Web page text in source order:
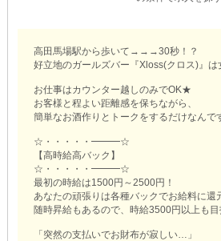
高田馬場駅から歩いて→→→30秒！？
好立地のガールズバー『Xloss(クロス)』は
お仕事はカウンター越しのみでOK★
お客様と程よい距離感を保ちながら、
簡単なお酒作りとトークをするだけなん
☆・・・・・━━━☆
【高時給高バック】
☆・・・・・━━━☆
最初の時給は1500円～2500円！
あなたの頑張りは各種バックでお給料に還
随時昇給もあるので、時給3500円以上も目
「突然の支払いでお財布が寂しい…」